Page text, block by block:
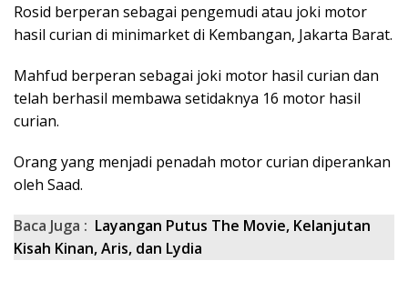
Rosid berperan sebagai pengemudi atau joki motor
hasil curian di minimarket di Kembangan, Jakarta Barat.
Mahfud berperan sebagai joki motor hasil curian dan
telah berhasil membawa setidaknya 16 motor hasil
curian.
Orang yang menjadi penadah motor curian diperankan
oleh Saad.
Baca Juga : Layangan Putus The Movie, Kelanjutan
Kisah Kinan, Aris, dan Lydia